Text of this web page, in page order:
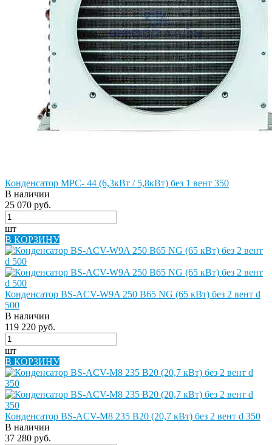
Конденсатор MPC- 44 (6,3кВт / 5,8кВт) без 1 вент 350
В наличии
25 070 руб.
шт
В КОРЗИНУ
Конденсатор BS-ACV-W9A 250 B65 NG (65 кВт) без 2 вент d
500
В наличии
119 220 руб.
шт
В КОРЗИНУ
Конденсатор BS-ACV-M8 235 B20 (20,7 кВт) без 2 вент d 350
В наличии
37 280 руб.